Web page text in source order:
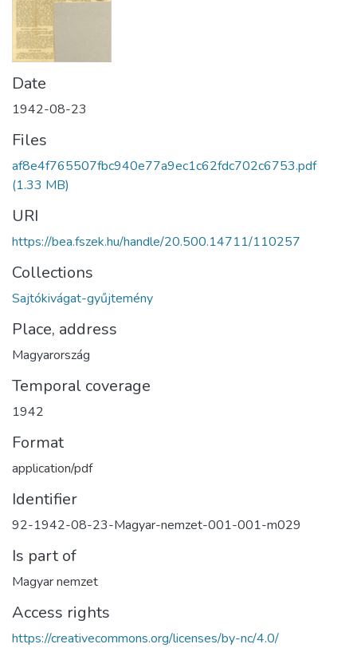
Date
1942-08-23
Files
af8e4f765507fbc940e77a9ec1c62fdc702c6753.pdf
(1.33 MB)
URI
https://bea.fszek.hu/handle/20.500.14711/110257
Collections
Sajtókivágat-gyűjtemény
Place, address
Magyarország
Temporal coverage
1942
Format
application/pdf
Identifier
92-1942-08-23-Magyar-nemzet-001-001-m029
Is part of
Magyar nemzet
Access rights
https://creativecommons.org/licenses/by-nc/4.0/